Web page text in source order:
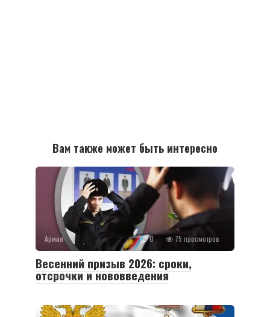
Вам также может быть интересно
Армия 0 75 просмотров
Весенний призыв 2026: сроки,
отсрочки и нововведения